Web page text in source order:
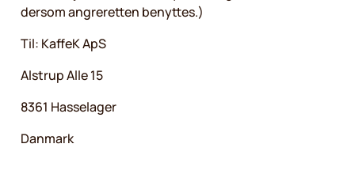
dersom angreretten benyttes.)
Til: KaffeK ApS
Alstrup Alle 15
8361 Hasselager
Danmark